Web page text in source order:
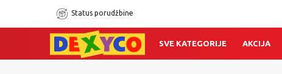
Status porudžbine
SVE KATEGORIJE AKCIJA